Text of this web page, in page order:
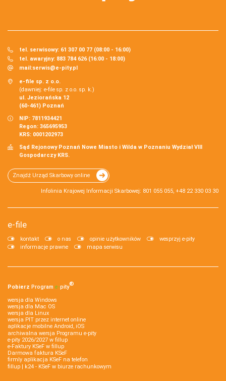
tel. serwisowy: 61 307 00 77 (08:00 - 16:00)
tel. awaryjny: 883 784 626 (16:00 - 18:00)
mail:serwis@e-pity.pl
e-file sp. z o.o.
(dawniej: e-file sp. z o.o. sp. k.)
ul. Jeziorańska 12
(60-461) Poznań
NIP: 7811934421
Regon: 365695953
KRS: 0001202973
Sąd Rejonowy Poznań Nowe Miasto i Wilda w Poznaniu Wydział VIII
Gospodarczy KRS.
Znajdź Urząd Skarbowy online
Infolinia Krajowej Informacji Skarbowej: 801 055 055, +48 22 330 03 30
e-file
kontakt o nas opinie użytkowników
wesprzyj e-pity
informacje prawne
mapa serwisu
Pobierz Program e‑pity®
wersja dla Windows
wersja dla Mac OS
wersja dla Linux
wersja PIT przez internet online
aplikacje mobilne Android, iOS
archiwalna wersja Programu e-pity
e-pity 2026/2027 w fillup
e‑Faktury KSeF w fillup
Darmowa faktura KSeF
firmly aplikacja KSeF na telefon
fillup | k24 - KSeF w biurze rachunkowym